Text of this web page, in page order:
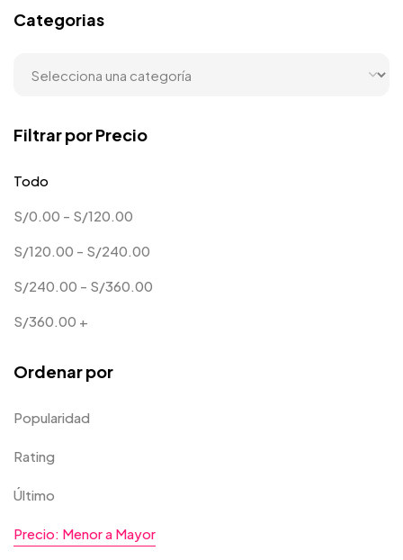
Categorias
Filtrar por Precio
Todo
S/0.00 - S/120.00
S/120.00 - S/240.00
S/240.00 - S/360.00
S/360.00 +
Ordenar por
Popularidad
Rating
Último
Precio: Menor a Mayor